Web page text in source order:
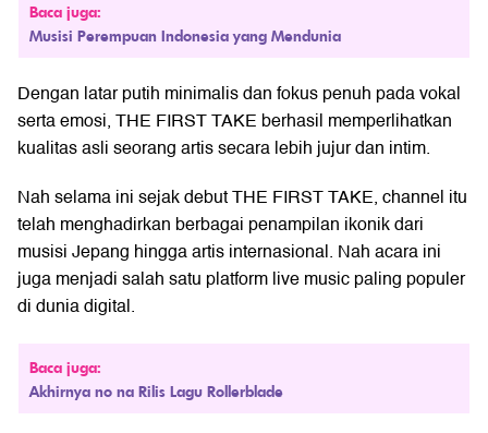
Baca juga:
Musisi Perempuan Indonesia yang Mendunia
Dengan latar putih minimalis dan fokus penuh pada vokal
serta emosi, THE FIRST TAKE berhasil memperlihatkan
kualitas asli seorang artis secara lebih jujur dan intim.
Nah selama ini sejak debut THE FIRST TAKE, channel itu
telah menghadirkan berbagai penampilan ikonik dari
musisi Jepang hingga artis internasional. Nah acara ini
juga menjadi salah satu platform live music paling populer
di dunia digital.
Baca juga:
Akhirnya no na Rilis Lagu Rollerblade